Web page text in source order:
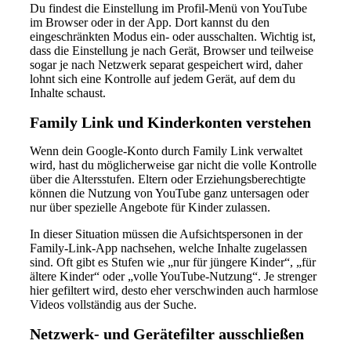
Du findest die Einstellung im Profil-Menü von YouTube
im Browser oder in der App. Dort kannst du den
eingeschränkten Modus ein- oder ausschalten. Wichtig ist,
dass die Einstellung je nach Gerät, Browser und teilweise
sogar je nach Netzwerk separat gespeichert wird, daher
lohnt sich eine Kontrolle auf jedem Gerät, auf dem du
Inhalte schaust.
Family Link und Kinderkonten verstehen
Wenn dein Google-Konto durch Family Link verwaltet
wird, hast du möglicherweise gar nicht die volle Kontrolle
über die Altersstufen. Eltern oder Erziehungsberechtigte
können die Nutzung von YouTube ganz untersagen oder
nur über spezielle Angebote für Kinder zulassen.
In dieser Situation müssen die Aufsichtspersonen in der
Family-Link-App nachsehen, welche Inhalte zugelassen
sind. Oft gibt es Stufen wie „nur für jüngere Kinder“, „für
ältere Kinder“ oder „volle YouTube-Nutzung“. Je strenger
hier gefiltert wird, desto eher verschwinden auch harmlose
Videos vollständig aus der Suche.
Netzwerk- und Gerätefilter ausschließen